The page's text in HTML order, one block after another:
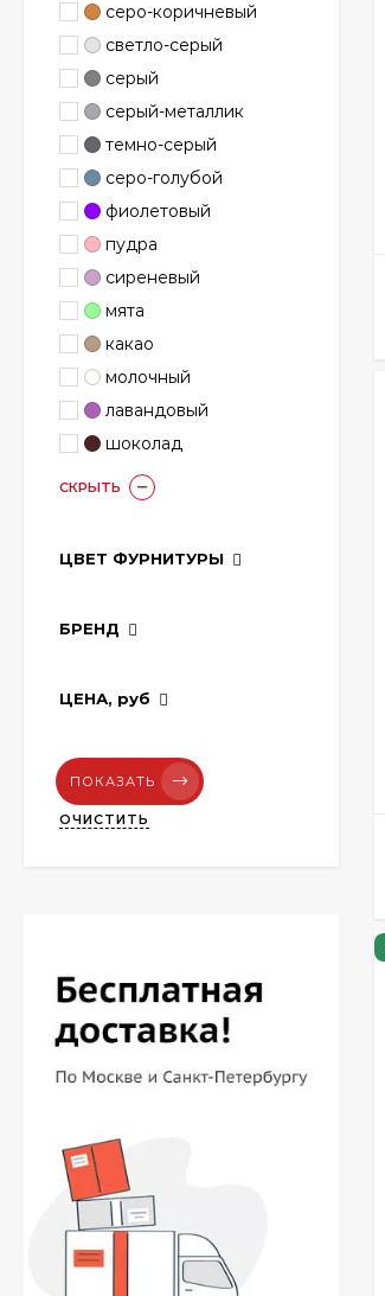
серо-коричневый
светло-серый
серый
серый-металлик
темно-серый
серо-голубой
фиолетовый
пудра
сиреневый
мята
какао
молочный
лавандовый
шоколад
СКРЫТЬ
ЦВЕТ ФУРНИТУРЫ
БРЕНД
ЦЕНА, руб
ПОКАЗАТЬ
ОЧИСТИТЬ